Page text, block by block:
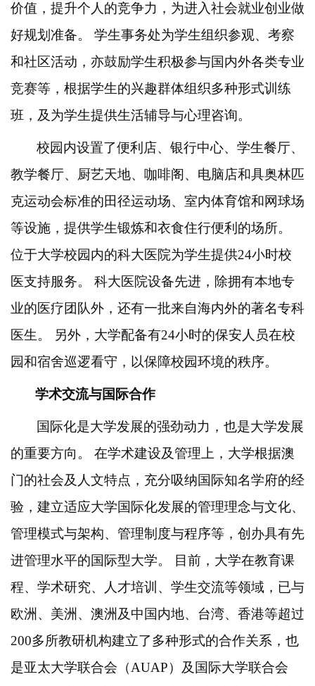
价值，提升个人的竞争力，为进入社会就业创业做
好规划准备。
学生事务处为学生组织参观、考察
和社区活动，亦鼓励学生积极参与国内外各类专业
竞赛等，根据学生的兴趣群体组织多种形式训练
班，及为学生提供生活辅导与心理咨询。
校园内设置了便利店、银行中心、学生餐厅、
教学餐厅、厨艺天地、咖啡阁、电脑店和具奥林匹
克运动会标准的田径运动场、室内体育馆和网球场
等设施，提供学生锻炼和衣食住行便利的场所。
位于大学校园内的科大医院为学生提供24小时校
医支持服务。 科大医院设备先进，除拥有本地专
业的医疗团队外，还有一批来自海内外的著名专科
医生。 另外，大学配备有24小时的保安人员在校
园和宿舍巡逻看守，以保障校园环境的秩序。
学术交流与国际合作
国际化是大学发展的强劲动力，也是大学发展
的重要方向。
在学术建设及管理上，大学根据澳
门的社会及人文特点，充分吸纳国际知名学府的经
验，建立适应大学国际化发展的管理理念与文化、
管理模式与架构、管理制度与程序等，创办具有先
进管理水平的国际型大学。
目前，大学在教育课
程、学术研究、人才培训、学生交流等领域，已与
欧洲、美洲、澳洲及中国内地、台湾、香港等超过
200多所教研机构建立了多种形式的合作关系，也
是亚太大学联合会（AUAP）及国际大学联合会